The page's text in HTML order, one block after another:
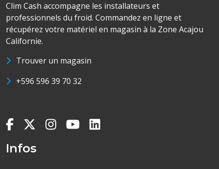
Clim Cash accompagne les installateurs et
professionnels du froid. Commandez en ligne et
récupérez votre matériel en magasin à la Zone Acajou
Californie.
Trouver un magasin
+596 596 39 70 32
Infos